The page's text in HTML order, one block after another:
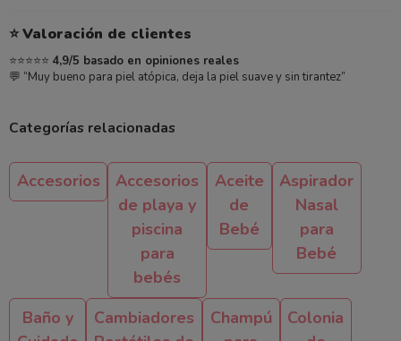
⭐Valoración de clientes
⭐⭐⭐⭐⭐ 4,9/5 basado en opiniones reales
💬 “Muy bueno para piel atópica, deja la piel suave y sin tirantez”
Categorías relacionadas
Accesorios
Accesorios
de playa y
piscina
para
bebés
Aceite
de
Bebé
Aspirador
Nasal
para
Bebé
Baño y
Cambiadores
Champú
Colonia